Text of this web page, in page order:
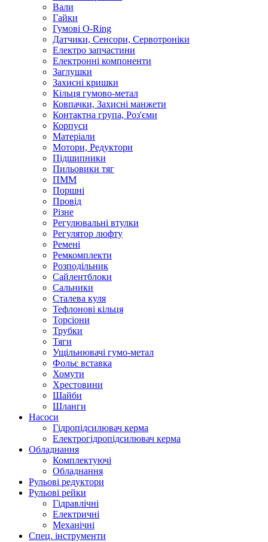
Вали
Гайки
Гумові O-Ring
Датчики, Сенсори, Сервотроніки
Електро запчастини
Електронні компоненти
Заглушки
Захисні кришки
Кільця гумово-метал
Ковпачки, Захисні манжети
Контактна група, Роз'єми
Корпуси
Матеріали
Мотори, Редуктори
Підшипники
Пильовики тяг
ПММ
Поршні
Провід
Різне
Регулювальні втулки
Регулятор люфту
Ремені
Ремкомплекти
Розподільник
Сайлентблоки
Сальники
Сталева куля
Тефлонові кільця
Торсіони
Трубки
Тяги
Ущільнювачі гумо-метал
Фольє вставка
Хомути
Хрестовини
Шайби
Шланги
Насоси
Гідропідсилювач керма
Електрогідропідсилювач керма
Обладнання
Комплектуючі
Обладнання
Рульові редуктори
Рульові рейки
Гідравлічні
Електричні
Механічні
Спец. інструменти